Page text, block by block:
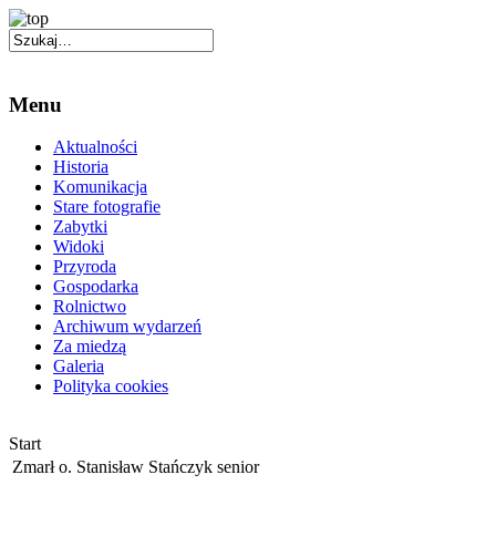
Menu
Aktualności
Historia
Komunikacja
Stare fotografie
Zabytki
Widoki
Przyroda
Gospodarka
Rolnictwo
Archiwum wydarzeń
Za miedzą
Galeria
Polityka cookies
Start
Zmarł o. Stanisław Stańczyk senior